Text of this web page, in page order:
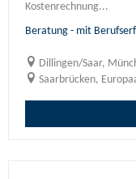
Kostenrechnung...
Beratung - mit
Dillingen/Saar,
Saarbrücken,